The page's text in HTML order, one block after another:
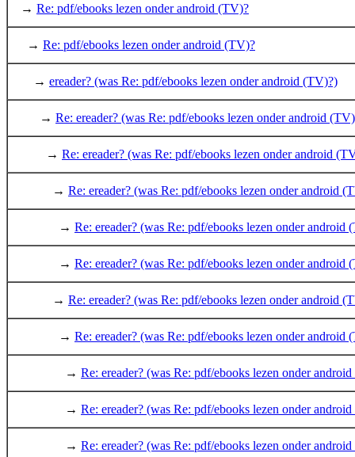
→ Re: pdf/ebooks lezen onder android (TV)?
→ Re: pdf/ebooks lezen onder android (TV)?
→ ereader? (was Re: pdf/ebooks lezen onder android (TV)?)
→ Re: ereader? (was Re: pdf/ebooks lezen onder android
→ Re: ereader? (was Re: pdf/ebooks lezen onder android
→ Re: ereader? (was Re: pdf/ebooks lezen onder android
→ Re: ereader? (was Re: pdf/ebooks lezen onder android
→ Re: ereader? (was Re: pdf/ebooks lezen onder android
→ Re: ereader? (was Re: pdf/ebooks lezen onder android
→ Re: ereader? (was Re: pdf/ebooks lezen onder android
→ Re: ereader? (was Re: pdf/ebooks lezen onder
→ Re: ereader? (was Re: pdf/ebooks lezen onder
→ Re: ereader? (was Re: pdf/ebooks lezen onder